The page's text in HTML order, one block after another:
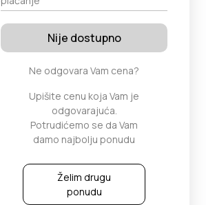
Nije dostupno
Ne odgovara Vam cena?
Upišite cenu koja Vam je
odgovarajuća.
Potrudićemo se da Vam
damo najbolju ponudu
Želim drugu
ponudu